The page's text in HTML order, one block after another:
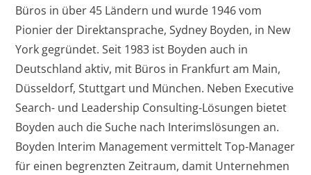
Büros in über 45 Ländern und wurde 1946 vom
Pionier der Direktansprache, Sydney Boyden, in New
York gegründet. Seit 1983 ist Boyden auch in
Deutschland aktiv, mit Büros in Frankfurt am Main,
Düsseldorf, Stuttgart und München. Neben Executive
Search- und Leadership Consulting-Lösungen bietet
Boyden auch die Suche nach Interimslösungen an.
Boyden Interim Management vermittelt Top-Manager
für einen begrenzten Zeitraum, damit Unternehmen